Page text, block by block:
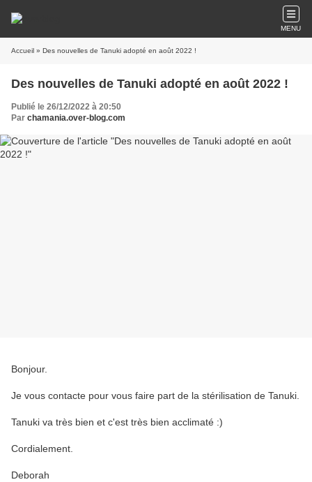
MENU
Accueil » Des nouvelles de Tanuki adopté en août 2022 !
Des nouvelles de Tanuki adopté en août 2022 !
Publié le 26/12/2022 à 20:50
Par chamania.over-blog.com
Bonjour.
Je vous contacte pour vous faire part de la stérilisation de Tanuki.
Tanuki va très bien et c'est très bien acclimaté :)
Cordialement.
Deborah